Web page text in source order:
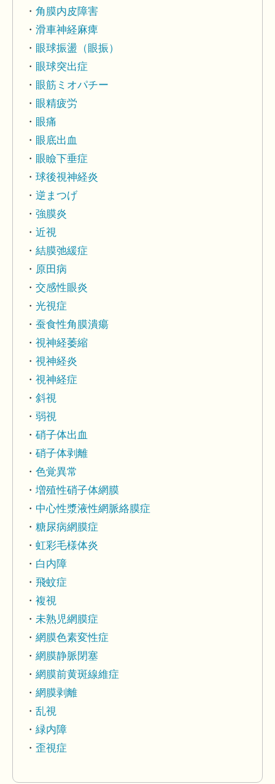
角膜内皮障害
滑車神経麻痺
眼球振盪（眼振）
眼球突出症
眼筋ミオパチー
眼精疲労
眼痛
眼底出血
眼瞼下垂症
球後視神経炎
逆まつげ
強膜炎
近視
結膜弛緩症
原田病
交感性眼炎
光視症
蚕食性角膜潰瘍
視神経萎縮
視神経炎
視神経症
斜視
弱視
硝子体出血
硝子体剥離
色覚異常
増殖性硝子体網膜
中心性漿液性網脈絡膜症
糖尿病網膜症
虹彩毛様体炎
白内障
飛蚊症
複視
未熟児網膜症
網膜色素変性症
網膜静脈閉塞
網膜前黄斑線維症
網膜剥離
乱視
緑内障
歪視症